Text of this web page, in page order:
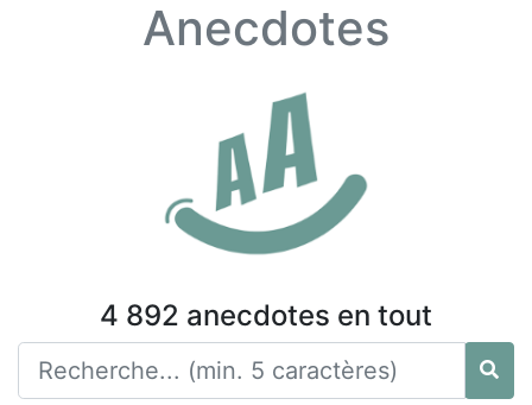
Anecdotes
4 892 anecdotes en tout